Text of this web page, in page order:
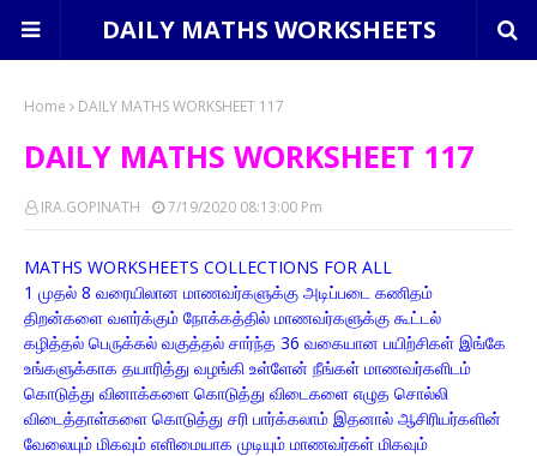
DAILY MATHS WORKSHEETS
Home DAILY MATHS WORKSHEET 117
DAILY MATHS WORKSHEET 117
IRA.GOPINATH 7/19/2020 08:13:00 Pm
MATHS WORKSHEETS COLLECTIONS FOR ALL
1 முதல் 8 வரையிலான மாணவர்களுக்கு அடிப்படை கணிதம்
திறன்களை வளர்க்கும் நோக்கத்தில் மாணவர்களுக்கு கூட்டல்
கழித்தல் பெருக்கல் வகுத்தல் சார்ந்த 36 வகையான பயிற்சிகள் இங்கே
உங்களுக்காக தயாரித்து வழங்கி உள்ளேன் நீங்கள் மாணவர்களிடம்
கொடுத்து வினாக்களை கொடுத்து விடைகளை எழுத சொல்லி
விடைத்தாள்களை கொடுத்து சரி பார்க்கலாம் இதனால் ஆசிரியர்களின்
வேலையும் மிகவும் எளிமையாக முடியும் மாணவர்கள் மிகவும்